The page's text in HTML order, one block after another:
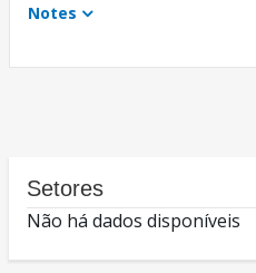
Notes
Setores
Não há dados disponíveis